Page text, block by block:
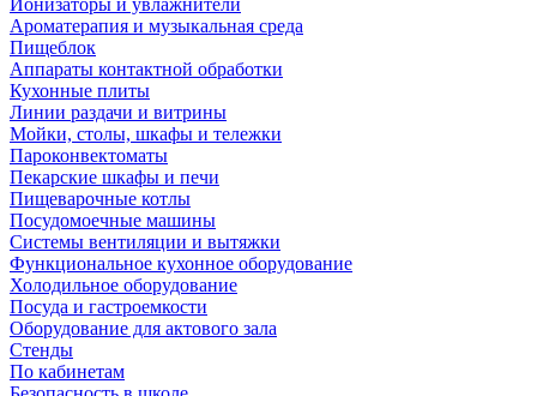
Ионизаторы и увлажнители
Ароматерапия и музыкальная среда
Пищеблок
Аппараты контактной обработки
Кухонные плиты
Линии раздачи и витрины
Мойки, столы, шкафы и тележки
Пароконвектоматы
Пекарские шкафы и печи
Пищеварочные котлы
Посудомоечные машины
Системы вентиляции и вытяжки
Функциональное кухонное оборудование
Холодильное оборудование
Посуда и гастроемкости
Оборудование для актового зала
Стенды
По кабинетам